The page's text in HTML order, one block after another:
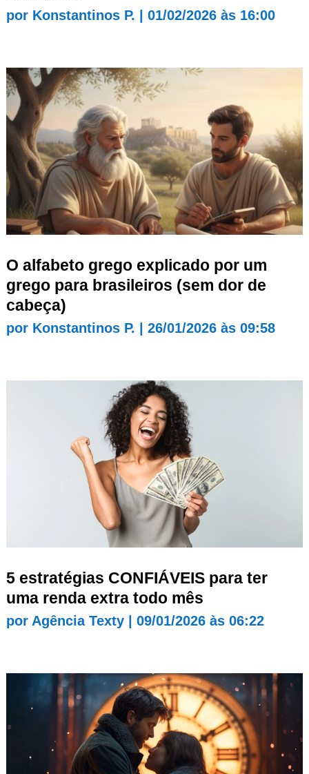
por Konstantinos P. 01/02/2026 às 16:00
O alfabeto grego explicado por um
grego para brasileiros (sem dor de
cabeça)
por Konstantinos P. 26/01/2026 às 09:58
5 estratégias CONFIÁVEIS para ter
uma renda extra todo mês
por Agência Texty| 09/01/2026 às 06:22